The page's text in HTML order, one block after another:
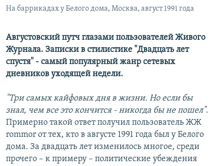
На баррикадах у Белого дома, Москва, август 1991 года
Августовский путч глазами пользователей Живого
Журнала. Записки в стилистике "Двадцать лет
спустя" - самый популярный жанр сетевых
дневников уходящей недели.
"Три самых кайфовых дня в жизни. Но если бы
знал, чем все это кончится - никогда бы не пошел".
Примерно такой ответ получил пользователь ЖЖ
rommor от тех, кто в августе 1991 года был у Белого
дома. За двадцать лет изменилось многое, среди
прочего – к примеру – политические убеждения